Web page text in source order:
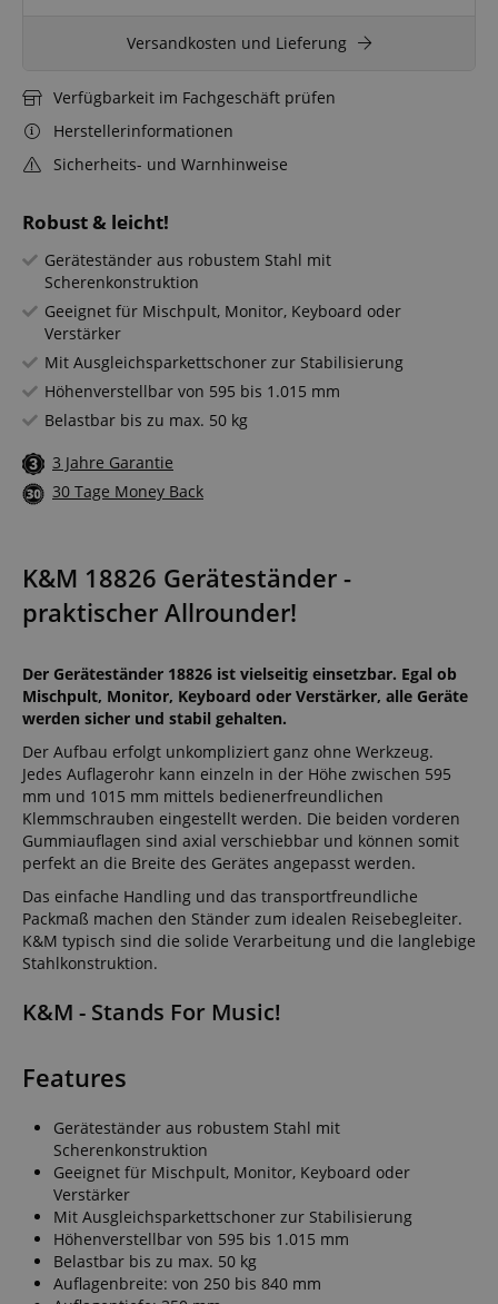
Robust & leicht!
Geräteständer aus robustem Stahl mit
Scherenkonstruktion
Geeignet für Mischpult, Monitor, Keyboard oder
Verstärker
Mit Ausgleichsparkettschoner zur Stabilisierung
Höhenverstellbar von 595 bis 1.015 mm
Belastbar bis zu max. 50 kg
3 Jahre Garantie
30 Tage Money Back
Versandkosten und Lieferung
Verfügbarkeit im Fachgeschäft prüfen
Herstellerinformationen
Sicherheits- und Warnhinweise
K&M 18826 Geräteständer -
praktischer Allrounder!
Der Geräteständer 18826 ist vielseitig einsetzbar. Egal ob
Mischpult, Monitor, Keyboard oder Verstärker, alle Geräte
werden sicher und stabil gehalten.
Der Aufbau erfolgt unkompliziert ganz ohne Werkzeug.
Jedes Auflagerohr kann einzeln in der Höhe zwischen 595
mm und 1015 mm mittels bedienerfreundlichen
Klemmschrauben eingestellt werden. Die beiden vorderen
Gummiauflagen sind axial verschiebbar und können somit
perfekt an die Breite des Gerätes angepasst werden.
Das einfache Handling und das transportfreundliche
Packmaß machen den Ständer zum idealen Reisebegleiter.
K&M typisch sind die solide Verarbeitung und die langlebige
Stahlkonstruktion.
K&M - Stands For Music!
Features
Geräteständer aus robustem Stahl mit
Scherenkonstruktion
Geeignet für Mischpult, Monitor, Keyboard oder
Verstärker
Mit Ausgleichsparkettschoner zur Stabilisierung
Höhenverstellbar von 595 bis 1.015 mm
Belastbar bis zu max. 50 kg
Auflagenbreite: von 250 bis 840 mm